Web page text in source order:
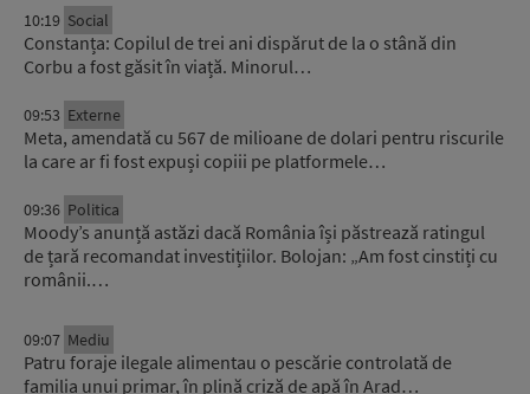
10:19 Social
Constanța: Copilul de trei ani dispărut de la o stână din
Corbu a fost găsit în viață. Minorul…
09:53 Externe
Meta, amendată cu 567 de milioane de dolari pentru riscurile
la care ar fi fost expuși copiii pe platformele…
09:36 Politica
Moody’s anunță astăzi dacă România își păstrează ratingul
de țară recomandat investițiilor. Bolojan: „Am fost cinstiți cu
românii.…
09:07 Mediu
Patru foraje ilegale alimentau o pescărie controlată de
familia unui primar, în plină criză de apă în Arad…